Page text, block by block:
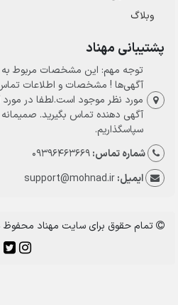
وبلاگ
پشتیبانی مهناد
توجه مهم: این مشخصات مربوط به
آگهی‌ها ! مشخصات و اطلاعات
مورد نظر موجود است.لطفا در مورد
آگهی دهنده تماس بگیرید.
سپاسگذاریم.
شماره تماس:09396463669
ایمیل:support@mohnad.ir
تمام حقوق برای سایت مهناد محفوظ